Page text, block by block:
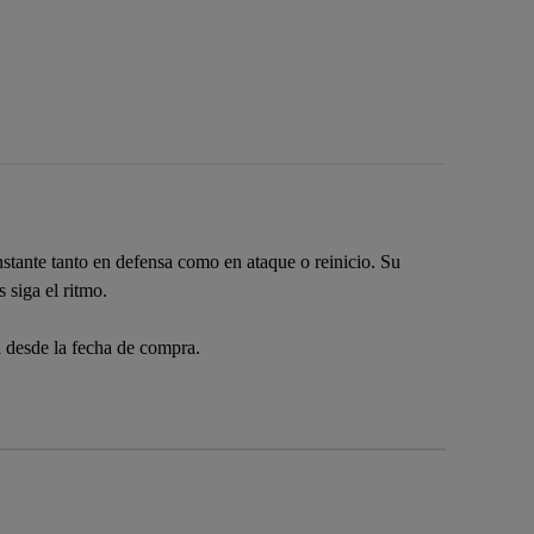
tanto en defensa como en ataque o reinicio. Su
siga el ritmo.
la fecha de compra.